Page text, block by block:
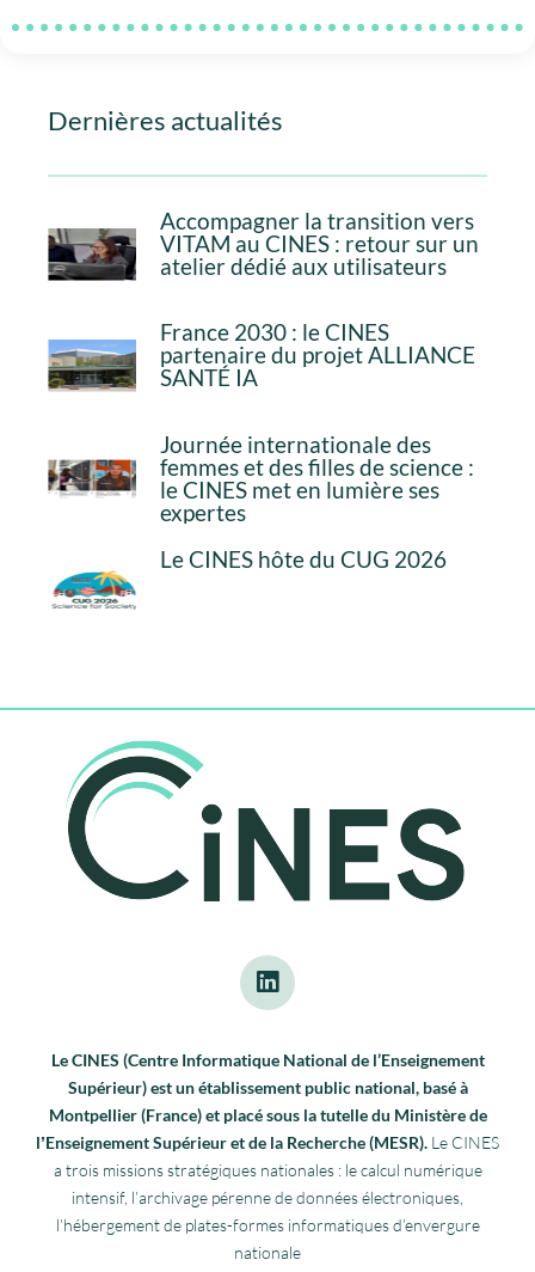
Dernières actualités
Accompagner la transition vers
VITAM au CINES : retour sur un
atelier dédié aux utilisateurs
France 2030 : le CINES
partenaire du projet ALLIANCE
SANTÉ IA
Journée internationale des
femmes et des filles de science :
le CINES met en lumière ses
expertes
Le CINES hôte du CUG 2026
Le CINES (Centre Informatique National de l’Enseignement
Supérieur) est un établissement public national, basé à
Montpellier (France) et placé sous la tutelle du Ministère de
lʼEnseignement Supérieur et de la Recherche (MESR). Le CINES
a trois missions stratégiques nationales : le calcul numérique
intensif, l’archivage pérenne de données électroniques,
l’hébergement de plates-formes informatiques d’envergure
nationale